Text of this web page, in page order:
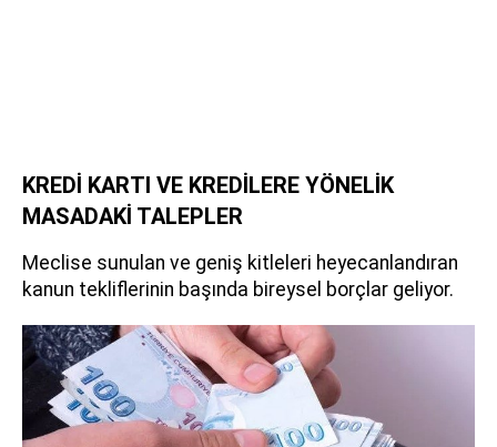
KREDİ KARTI VE KREDİLERE YÖNELİK
MASADAKİ TALEPLER
Meclise sunulan ve geniş kitleleri heyecanlandıran
kanun tekliflerinin başında bireysel borçlar geliyor.